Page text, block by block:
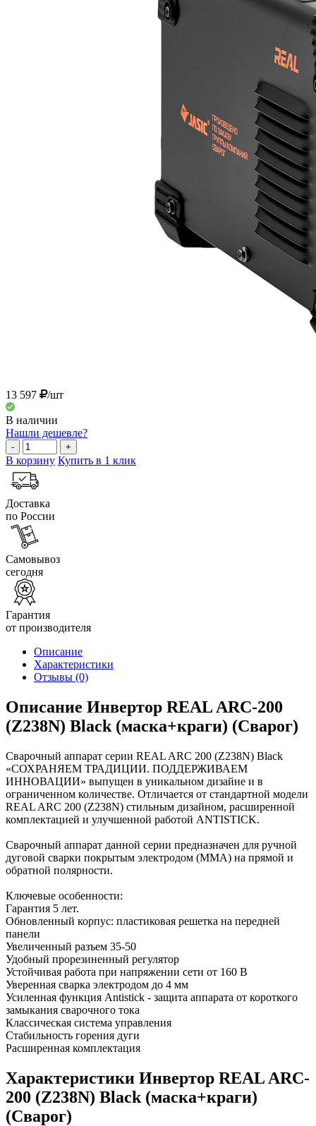
13 597 /шт
В наличии
Нашли дешевле?
- +
В корзину Купить в 1 клик
Доставка
по России
Самовывоз
сегодня
Гарантия
от производителя
Описание
Характеристики
Отзывы (0)
Описание Инвертор REAL ARC-200
(Z238N) Black (маска+краги) (Сварог)
Сварочный аппарат серии REAL ARC 200 (Z238N) Black
«СОХРАНЯЕМ ТРАДИЦИИ. ПОДДЕРЖИВАЕМ
ИННОВАЦИИ» выпущен в уникальном дизайне и в
ограниченном количестве. Отличается от стандартной модели
REAL ARC 200 (Z238N) стильным дизайном, расширенной
комплектацией и улучшенной работой ANTISTICK.
Сварочный аппарат данной серии предназначен для ручной
дуговой сварки покрытым электродом (MMA) на прямой и
обратной полярности.
Ключевые особенности:
Гарантия 5 лет.
Обновленный корпус: пластиковая решетка на передней
панели
Увеличенный разъем 35-50
Удобный прорезиненный регулятор
Устойчивая работа при напряжении сети от 160 В
Уверенная сварка электродом до 4 мм
Усиленная функция Antistick - защита аппарата от короткого
замыкания сварочного тока
Классическая система управления
Стабильность горения дуги
Расширенная комплектация
Характеристики Инвертор REAL ARC-
200 (Z238N) Black (маска+краги)
(Сварог)